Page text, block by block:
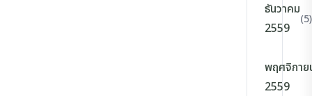
ธันวาคม
2559
(5)
พฤศจิกาย
2559